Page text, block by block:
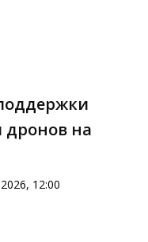
дронов на
12:00